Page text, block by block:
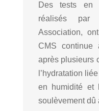
Des tests en
réalisés par
Association,
CMS continue
après plusieurs
l’hydratation
en humidité et
soulèvement dû